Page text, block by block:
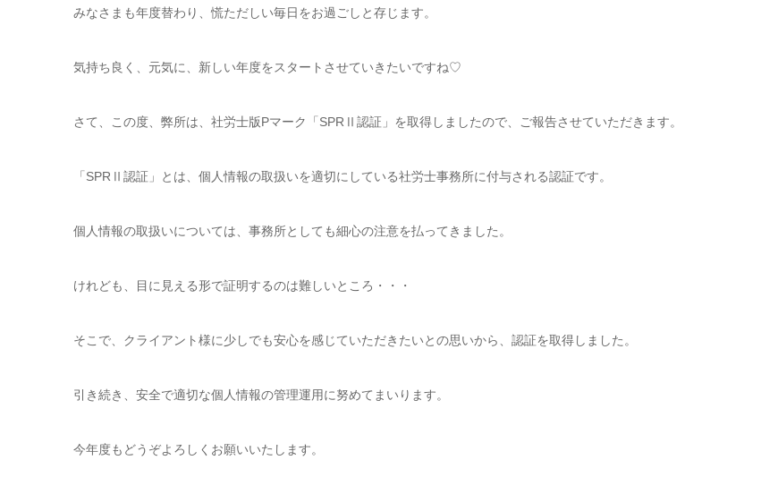
みなさまも年度替わり、慌ただしい毎日をお過ごしと存じます。
気持ち良く、元気に、新しい年度をスタートさせていきたいですね♡
さて、この度、弊所は、社労士版Pマーク「SPRⅡ認証」を取得しましたので、ご報告させていただきます。
「SPRⅡ認証」とは、個人情報の取扱いを適切にしている社労士事務所に付与される認証です。
個人情報の取扱いについては、事務所としても細心の注意を払ってきました。
けれども、目に見える形で証明するのは難しいところ・・・
そこで、クライアント様に少しでも安心を感じていただきたいとの思いから、認証を取得しました。
引き続き、安全で適切な個人情報の管理運用に努めてまいります。
今年度もどうぞよろしくお願いいたします。